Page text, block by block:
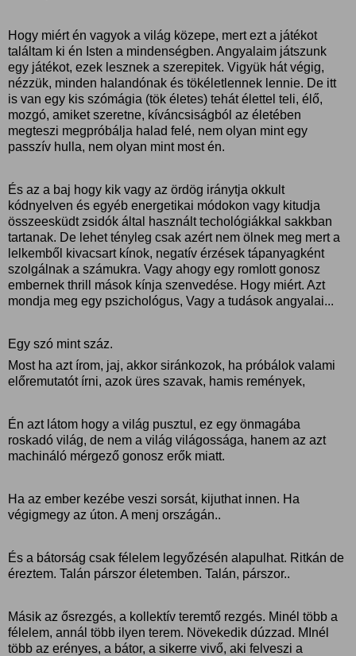
Hogy miért én vagyok a világ közepe, mert ezt a játékot
találtam ki én Isten a mindenségben. Angyalaim játszunk
egy játékot, ezek lesznek a szerepitek. Vigyük hát végig,
nézzük, minden halandónak és tökéletlennek lennie. De itt
is van egy kis szómágia (tök életes) tehát élettel teli, élő,
mozgó, amiket szeretne, kíváncsiságból az életében
megteszi megpróbálja halad felé, nem olyan mint egy
passzív hulla, nem olyan mint most én.
És az a baj hogy kik vagy az ördög iránytja okkult
kódnyelven és egyéb energetikai módokon vagy kitudja
összeesküdt zsidók által használt techológiákkal sakkban
tartanak. De lehet tényleg csak azért nem ölnek meg mert a
lelkemből kivacsart kínok, negatív érzések tápanyagként
szolgálnak a számukra. Vagy ahogy egy romlott gonosz
embernek thrill mások kínja szenvedése. Hogy miért. Azt
mondja meg egy pszichológus, Vagy a tudások angyalai...
Egy szó mint száz.
Most ha azt írom, jaj, akkor siránkozok, ha próbálok valami
előremutatót írni, azok üres szavak, hamis remények,
Én azt látom hogy a világ pusztul, ez egy önmagába
roskadó világ, de nem a világ világossága, hanem az azt
machináló mérgező gonosz erők miatt.
Ha az ember kezébe veszi sorsát, kijuthat innen. Ha
végigmegy az úton. A menj országán..
És a bátorság csak félelem legyőzésén alapulhat. Ritkán de
éreztem. Talán párszor életemben. Talán, párszor..
Másik az ősrezgés, a kollektív teremtő rezgés. Minél több a
félelem, annál több ilyen terem. Növekedik dúzzad. MInél
több az erényes, a bátor, a sikerre vivő, aki felveszi a